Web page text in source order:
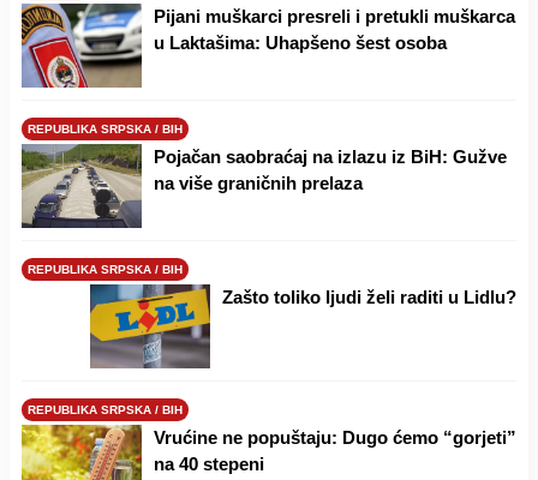
Pijani muškarci presreli i pretukli muškarca
u Laktašima: Uhapšeno šest osoba
REPUBLIKA SRPSKA / BIH
Pojačan saobraćaj na izlazu iz BiH: Gužve
na više graničnih prelaza
REPUBLIKA SRPSKA / BIH
Zašto toliko ljudi želi raditi u Lidlu?
REPUBLIKA SRPSKA / BIH
Vrućine ne popuštaju: Dugo ćemo “gorjeti”
na 40 stepeni